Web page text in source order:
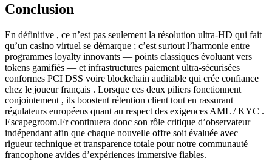
Conclusion
En définitive , ce n’est pas seulement la résolution ultra‑HD qui fait
qu’un casino virtuel se démarque ; c’est surtout l’harmonie entre
programmes loyalty innovants — points classiques évoluant vers
tokens gamifiés — et infrastructures paiement ultra‑sécurisées
conformes PCI DSS voire blockchain auditable qui crée confiance
chez le joueur français . Lorsque ces deux piliers fonctionnent
conjointement , ils boostent rétention client tout en rassurant
régulateurs européens quant au respect des exigences AML / KYC .
Escapegroom.Fr continuera donc son rôle critique d’observateur
indépendant afin que chaque nouvelle offre soit évaluée avec
rigueur technique et transparence totale pour notre communauté
francophone avides d’expériences immersive fiables.​